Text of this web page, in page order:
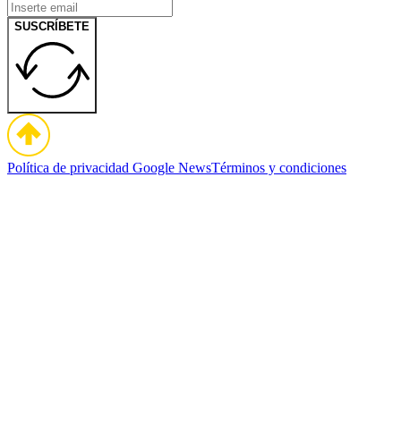
SUSCRÍBETE
Política de privacidad Google NewsTérminos y condiciones